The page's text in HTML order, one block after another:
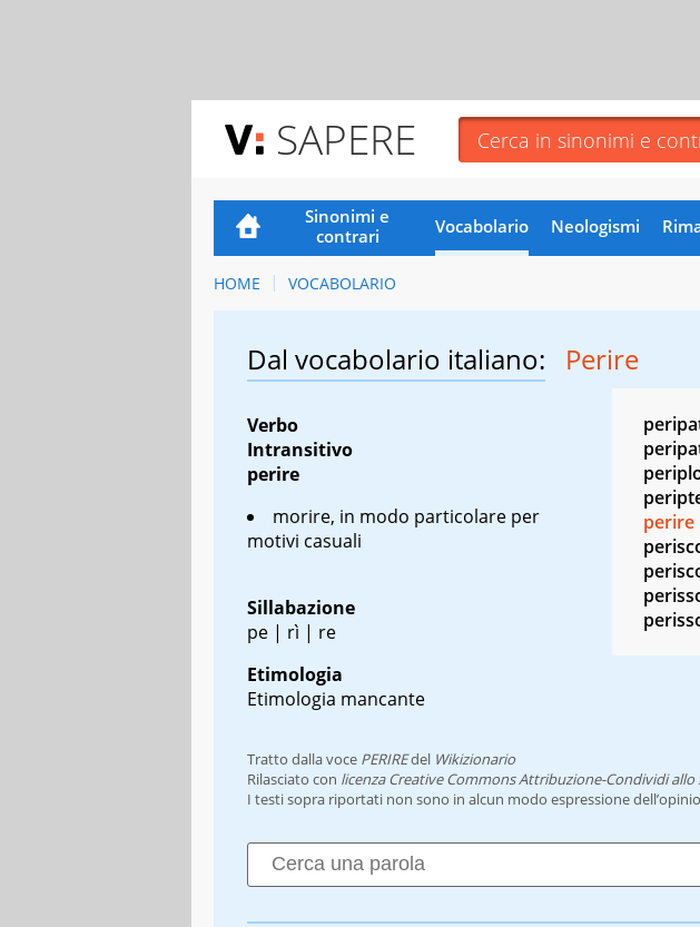
SAPERE
Sinonimi e
contrari
Vocabolario Neologismi
HOME VOCABOLARIO
Dal vocabolario italiano: Perire
Verbo
Intransitivo
perire
morire, in modo particolare per
motivi casuali
Sillabazione
pe | rì | re
Etimologia
Etimologia mancante
perire
Tratto dalla voce PERIREdel Wikizionario
Rilasciato con licenza Creative Commons Attribuzione-Condividi
I testi sopra riportati non sono in alcun modo espressione